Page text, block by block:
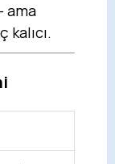
ama